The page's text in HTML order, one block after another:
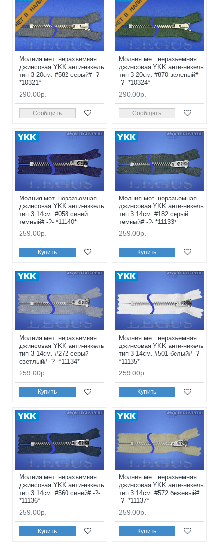
НЕТ В НАЛИЧИИ
Молния мет. неразъемная
джинсовая YKK анти-никель
тип 3 20см. #582 серый# -?-
*10321*
290.00р.
Сообщить
НЕТ В НАЛИЧИИ
Молния мет. неразъемная
джинсовая YKK анти-никель
тип 3 20см. #870 зеленый#
-?- *10324*
290.00р.
Сообщить
Молния мет. неразъемная
джинсовая YKK анти-никель
тип 3 14см. #058 синий
темный# -?- *11140*
259.00р.
Купить
Молния мет. неразъемная
джинсовая YKK анти-никель
тип 3 14см. #182 серый
темный# -?- *11133*
259.00р.
Купить
Молния мет. неразъемная
джинсовая YKK анти-никель
тип 3 14см. #272 серый
светлый# -?- *11134*
259.00р.
Купить
Молния мет. неразъемная
джинсовая YKK анти-никель
тип 3 14см. #501 белый# -?-
*11135*
259.00р.
Купить
Молния мет. неразъемная
джинсовая YKK анти-никель
тип 3 14см. #560 синий# -?-
*11136*
259.00р.
Купить
Молния мет. неразъемная
джинсовая YKK анти-никель
тип 3 14см. #572 бежевый#
-?- *11137*
259.00р.
Купить